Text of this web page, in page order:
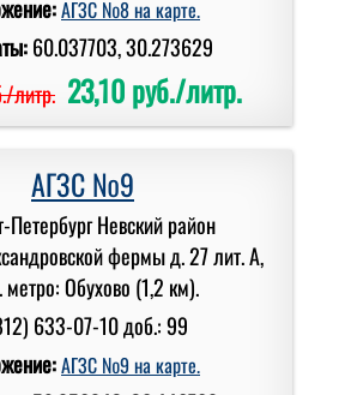
АГЗС №8 на карте.
60.037703, 30.273629
литр. 23,10 руб./литр.
АГЗС №9
Петербург Невский район
фермы д. 27 лит. А,
Обухово (1,2 км).
633-07-10 доб.: 99
АГЗС №9 на карте.